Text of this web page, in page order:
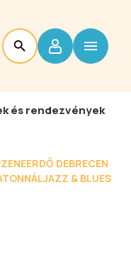
és rendezvények
ZENEERDŐ DEBRECEN
JAZZ & BLUES